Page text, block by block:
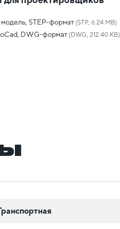
STEP-формат (STP, 6.24 MB)
DWG-формат (DWG, 212.40 KB)